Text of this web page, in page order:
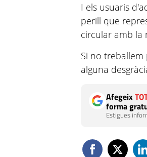
I els usuaris
perill que
circular amb la
Si no
alguna
Afegeix
forma
Estigues